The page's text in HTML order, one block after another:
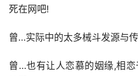
死在网吧!
曾…实际中的太多械斗发源与
曾…也有让人恋慕的姻缘,相